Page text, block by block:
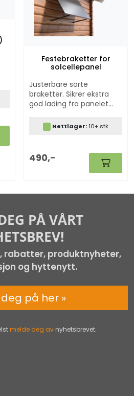
Festebraketter for
solcellepanel
Justerbare sorte
braketter. Sikrer ekstra
god lading fra panelet
riktig vinkel i forhold til
sola.
Nettlager:10+ stk
490,-
PÅ VÅRT
rabatter, produktnyheter,
og hyttenytt.
melde deg av nyhetsbrevet.
på her »